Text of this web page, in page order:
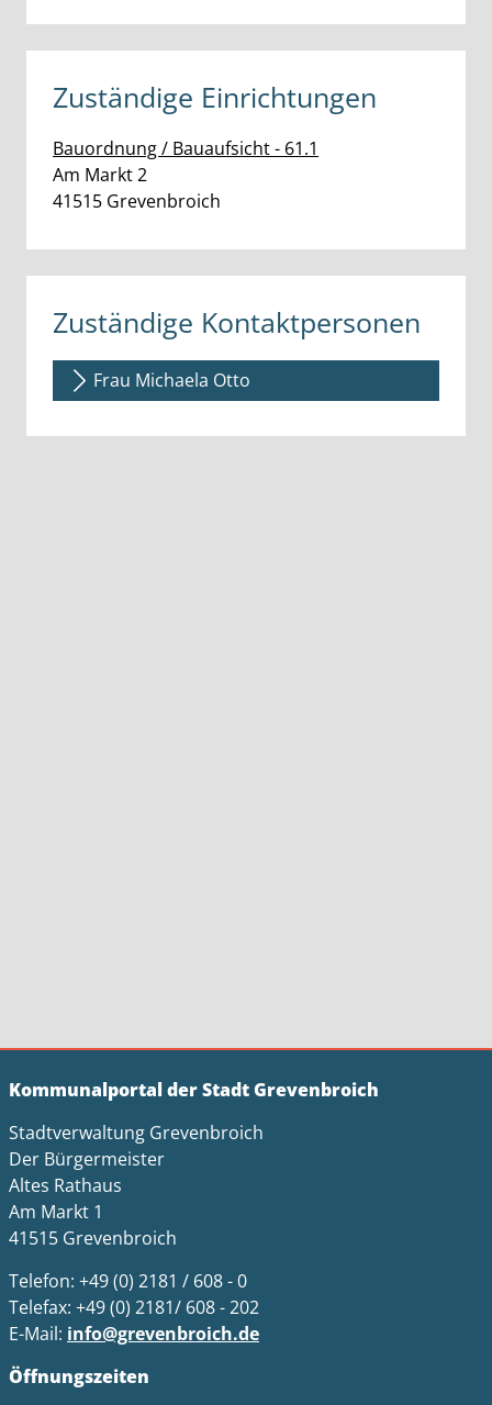
Zuständige Einrichtungen
Bauordnung / Bauaufsicht - 61.1
Straße:
Am Markt Hausnummer:
2
PLZ:
41515 Ort:
Grevenbroich
Zuständige Kontaktpersonen
Frau Michaela Otto
Kommunalportal der Stadt Grevenbroich
Stadtverwaltung Grevenbroich
Der Bürgermeister
Altes Rathaus
Am Markt 1
41515 Grevenbroich
Telefon: +49 (0) 2181 / 608 - 0
Telefax: +49 (0) 2181/ 608 - 202
E-Mail: info@grevenbroich.de
Öffnungszeiten